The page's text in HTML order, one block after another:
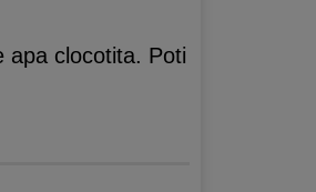
apa clocotita. Poti